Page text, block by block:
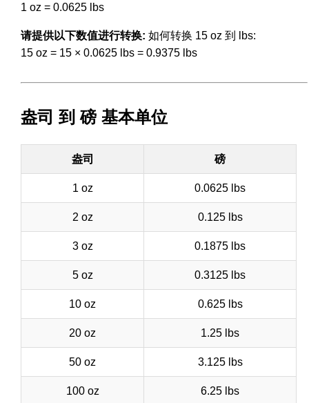
1 oz = 0.0625 lbs
请提供以下数值进行转换: 如何转换 15 oz 到 lbs:
15 oz = 15 × 0.0625 lbs = 0.9375 lbs
盎司 到 磅 基本单位
盎司 磅
1 oz 0.0625 lbs
2 oz 0.125 lbs
3 oz 0.1875 lbs
5 oz 0.3125 lbs
10 oz 0.625 lbs
20 oz 1.25 lbs
50 oz 3.125 lbs
100 oz 6.25 lbs